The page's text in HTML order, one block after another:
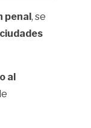
penal , se
al